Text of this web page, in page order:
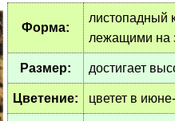
Форма:
листопадный
лежащими на
Размер: достигает
Цветение: цветет в